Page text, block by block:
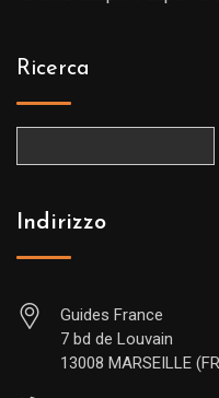
Ricerca
Indirizzo
Guides France
7 bd de Louvain
13008 MARSEILLE